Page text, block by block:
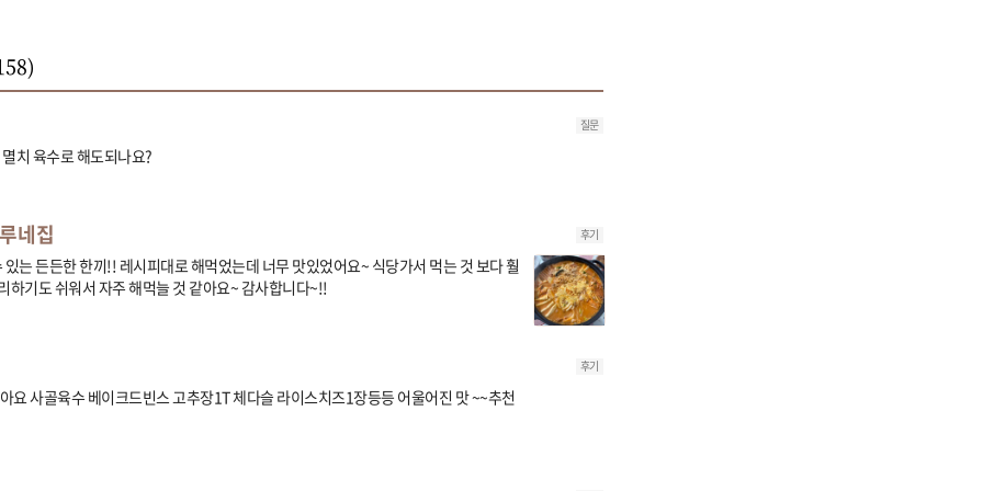
)
질문
치 육수로 해도되나요?
네집 후기
있는 든든한 한끼!! 레시피대로 해먹었는데 너무 맛있었어요~ 식당가서 먹는 것 보다 훨
하기도 쉬워서 자주 해먹늘 것 같아요~ 감사합니다~!!
후기
요 사골육수 베이크드빈스 고추장1T 체다슬 라이스치즈1장등등 어울어진 맛 ~~추천